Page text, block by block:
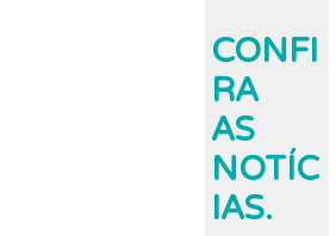
CONFI
RA
AS
NOTÍC
IAS.